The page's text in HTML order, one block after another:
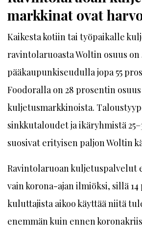
markkinat ovat
Kaikesta kotiin tai työpaikalle
ravintolaruoasta Woltin osuus on
pääkaupunkiseudulla jopa 55
Foodoralla on 28 prosentin
kuljetusmarkkinoista.
sinkkutaloudet ja ikäryhmistä
suosivat erityisen paljon Woltin
Ravintolaruoan kuljetuspalvelut
vain korona-ajan ilmiöksi, sillä
kuluttajista aikoo käyttää niitä
enemmän kuin ennen